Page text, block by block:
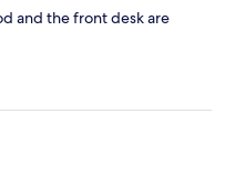
and the front desk are